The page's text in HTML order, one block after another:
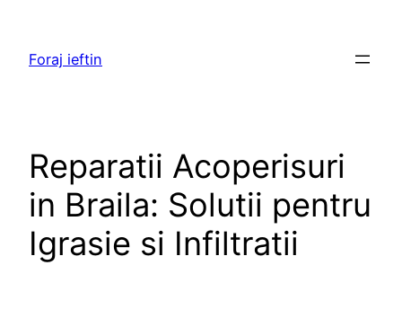
content
Foraj ieftin
Reparatii Acoperisuri
in Braila: Solutii pentru
Igrasie si Infiltratii